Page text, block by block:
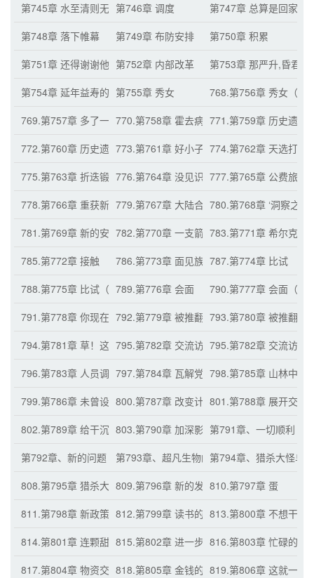
第745章 水至清则无鱼第746章 调度
第747章 总算是回家了
第748章 落下帷幕
第749章 布防安排
第750章 积累
第751章 还得谢谢他 第752章 内部改革
第753章 那严升,昏君尔
第754章 延年益寿的有没有？
第755章 秀女
768.第756章 秀女（二
769.第757章 多了一件工作770.第758章 霍去病入咸阳（月票累积六百张
771.第759章 历史遗留
772.第760章 历史遗留问题（二）773.第761章 好小子，有前途！（月票累积九
774.第762章 天选打铁
775.第763章 折迭锻打776.第764章 没见识的土包子777.第765章 公费旅游
778.第766章 重获新生779.第767章 大陆合并780.第768章 ‘洞察之眼
781.第769章 新的安排782.第770章 一支箭矢783.第771章 希尔克的
785.第772章 接触
786.第773章 面见族长787.第774章 比试
788.第775章 比试（二）789.第776章 会面
790.第777章 会面（二
791.第778章 你现在明白了吗？792.第779章 被推翻的理论793.第780章 被推翻的
794.第781章 草！这系统能卸载吗？！
795.第782章 交流访问795.第782章 交流访问
796.第783章 人员调动797.第784章 瓦解党派798.第785章 山林中的
799.第786章 未曾设想的事情800.第787章 改变计划801.第788章 展开交流
802.第789章 给干沉默了803.第790章 加深影响第791章、一切顺利
第792章、新的问题
第793章、超凡生物的计较第794章、猎杀大怪鸟
808.第795章 猎杀大怪鸟（二）809.第796章 新的发现810.第797章 蛋
811.第798章 新政策 812.第799章 读书的好处813.第800章 不想干了
814.第801章 连颗甜枣都不带给的815.第802章 进一步的合作816.第803章 忙碌的春
817.第804章 物资交易818.第805章 金钱的光辉与魅力819.第806章 这就一百